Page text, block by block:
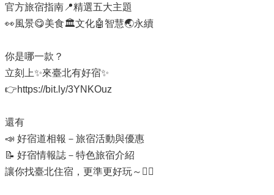
官方旅宿指南📍精選五大主題
👀風景😋美食🏛️文化🤖智慧🌏永續
你是哪一款？
立刻上✨來臺北有好宿✨
👉https://bit.ly/3YNKOuz
還有
📣 好宿道相報－旅宿活動與優惠
📝 好宿情報誌－特色旅宿介紹
讓你找臺北住宿，更準更好玩～🤸‍♀️